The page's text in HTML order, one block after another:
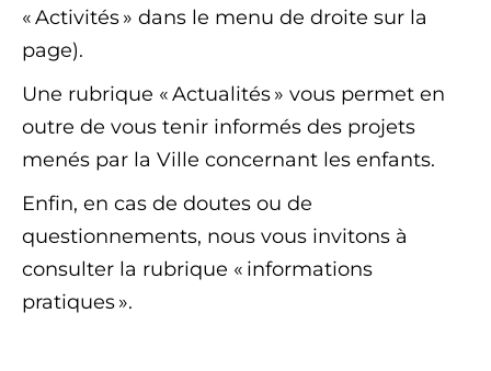
« Activités » dans le menu de droite sur la
page).
Une rubrique « Actualités » vous permet en
outre de vous tenir informés des projets
menés par la Ville concernant les enfants.
Enfin, en cas de doutes ou de
questionnements, nous vous invitons à
consulter la rubrique « informations
pratiques ».